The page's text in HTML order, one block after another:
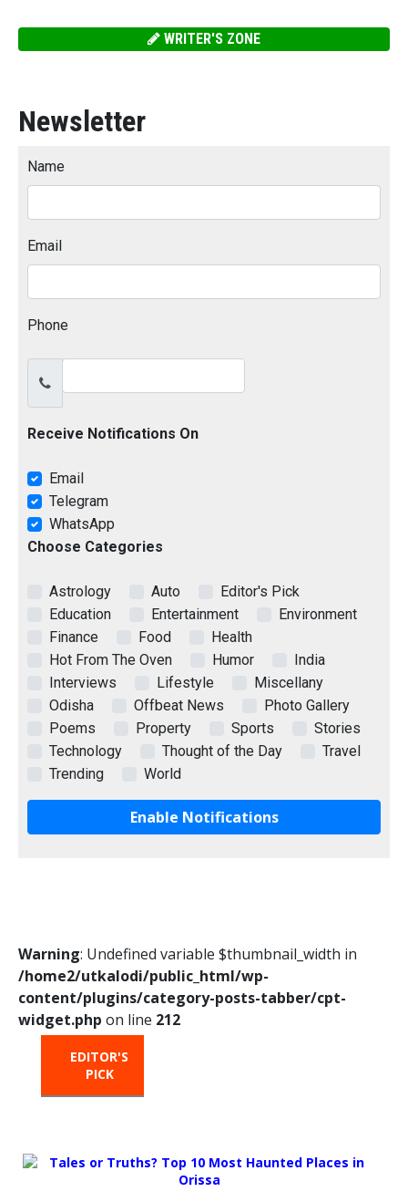
WRITER'S ZONE
Newsletter
Name
Email
Phone
Receive Notifications On
Email
Telegram
WhatsApp
Choose Categories
Astrology Auto
Editor's Pick
Education
Entertainment
Environment
Finance
Food
Health
Hot From The Oven
Humor
India
Interviews
Lifestyle
Miscellany
Odisha
Offbeat News
Photo Gallery
Poems
Property Sports
Stories
Technology
Thought of the Day
Travel
Trending
World
Enable Notifications
Warning: Undefined variable $thumbnail_width in
/home2/utkalodi/public_html/wp-
content/plugins/category-posts-tabber/cpt-
widget.php on line 212
EDITOR'S
PICK